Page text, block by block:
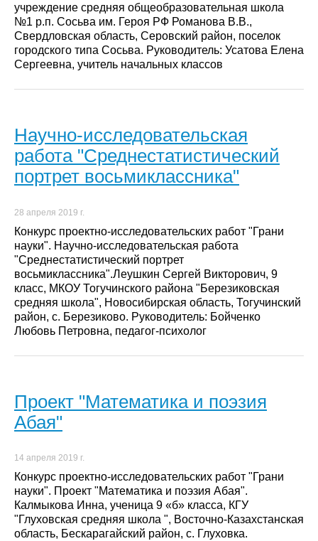
учреждение средняя общеобразовательная школа
№1 р.п. Сосьва им. Героя РФ Романова В.В.,
Свердловская область, Серовский район, поселок
городского типа Сосьва. Руководитель: Усатова Елена
Сергеевна, учитель начальных классов
Научно-исследовательская
работа "Среднестатистический
портрет восьмиклассника"
28 апреля 2019 г.
Конкурс проектно-исследовательских работ "Грани
науки". Научно-исследовательская работа
"Среднестатистический портрет
восьмиклассника".Леушкин Сергей Викторович, 9
класс, МКОУ Тогучинского района "Березиковская
средняя школа", Новосибирская область, Тогучинский
район, с. Березиково. Руководитель: Бойченко
Любовь Петровна, педагог-психолог
Проект "Математика и поэзия
Абая"
14 апреля 2019 г.
Конкурс проектно-исследовательских работ "Грани
науки". Проект "Математика и поэзия Абая".
Калмыкова Инна, ученица 9 «б» класса, КГУ
"Глуховская средняя школа ", Восточно-Казахстанская
область, Бескарагайский район, с. Глуховка.